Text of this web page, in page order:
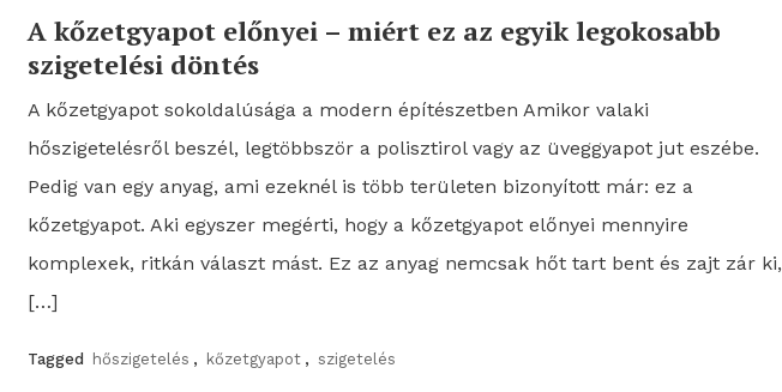
A kőzetgyapot előnyei – miért ez az egyik legokosabb
szigetelési döntés
A kőzetgyapot sokoldalúsága a modern építészetben Amikor valaki
hőszigetelésről beszél, legtöbbször a polisztirol vagy az üveggyapot jut eszébe.
Pedig van egy anyag, ami ezeknél is több területen bizonyított már: ez a
kőzetgyapot. Aki egyszer megérti, hogy a kőzetgyapot előnyei mennyire
komplexek, ritkán választ mást. Ez az anyag nemcsak hőt tart bent és zajt zár ki,
[…]
Tagged hőszigetelés , kőzetgyapot , szigetelés